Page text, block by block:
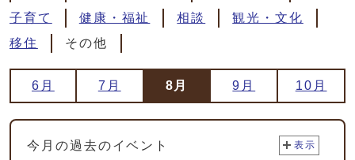
子育て
健康・福祉 相談
観光・文化
移住
その他
6月 7月 8月 9月 10月
今月の過去のイベント 表示